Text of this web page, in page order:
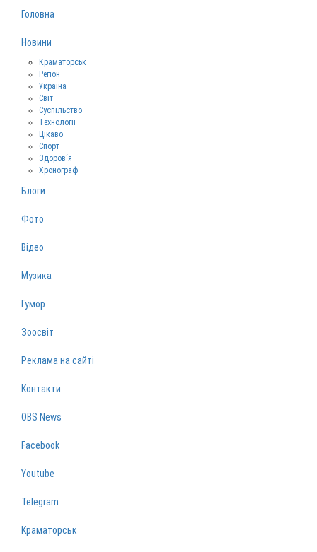
Головна
Новини
Краматорськ
Регіон
Україна
Світ
Суспільство
Технології
Цікаво
Спорт
Здоров‘я
Хронограф
Блоги
Фото
Відео
Музика
Гумор
Зоосвіт
Реклама на сайті
Контакти
OBS News
Facebook
Youtube
Telegram
Краматорськ